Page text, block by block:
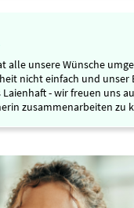
alle unsere Wünsche
nicht einfach und unser
Laienhaft - wir freuen uns
zusammenarbeiten zu